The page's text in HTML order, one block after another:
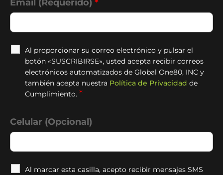
Email (Requerido) *
Al proporcionar su correo electrónico y pulsar el
botón «SUSCRIBIRSE», usted acepta recibir correos
electrónicos automatizados de Global One80, INC y
también acepta nuestra Política de Privacidad de
Cumplimiento. *
Celular (Opcional)
Al marcar esta casilla, acepto recibir mensajes SMS